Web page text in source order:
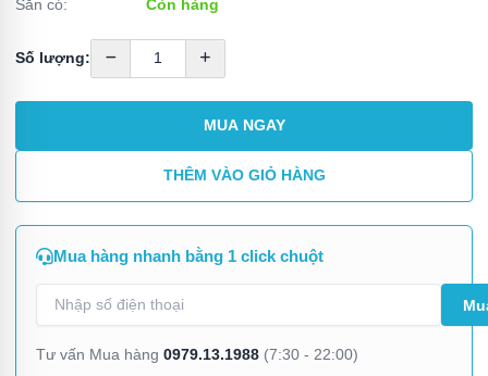
Sẵn có:
Còn hàng
Số lượng:
MUA NGAY
THÊM VÀO GIỎ HÀNG
Mua hàng nhanh bằng 1 click chuột
Tư vấn Mua hàng 0979.13.1988(7:30 - 22:00)